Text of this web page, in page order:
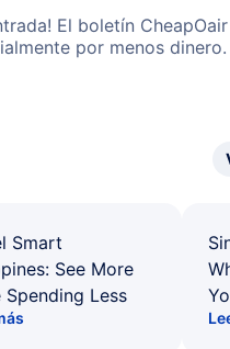
El boletín
por menos dinero.
Smart
See More
Spending Less